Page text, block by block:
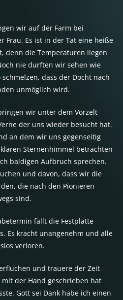
wir auf der Farm bei
Frau. Es ist in der Tat eine heiße
denn die Temperaturen liegen
nie durften wir sehen wie
dass der Docht nach
unmöglich wird.
wir unter dem Vorzelt
der uns wieder besucht hat.
an dem wir uns gegenseitig
Sternenhimmel betrachten
baldigen Aufbruch sprechen.
und davon, dass wir die
die nach den Pionieren
sind.
fällt die Festplatte
Es kracht unangenehm und alle
verloren.
und trauere der Zeit
der Hand geschrieben hat
Gott sei Dank habe ich einen